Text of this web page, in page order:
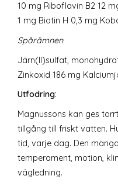
10 mg Riboflavin B2 12
1 mg Biotin H 0,3 mg
Spårämnen
Järn(II)sulfat,
Zinkoxid 186 mg
Utfodring:
Magnussons kan ges
tillgång till friskt vatten.
tid, varje dag. Den
temperament, motion,
vägledning.